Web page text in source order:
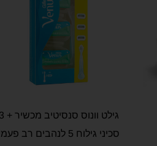
גילט וונוס סנסיטיב מכשיר + 3
סכיני גילוח 5 לנהבים רב